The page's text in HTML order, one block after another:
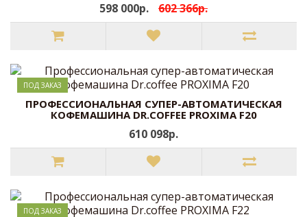
598 000р. 602 366р.
ПОД ЗАКАЗ
ПРОФЕССИОНАЛЬНАЯ СУПЕР-АВТОМАТИЧЕСКАЯ
КОФЕМАШИНА DR.COFFEE PROXIMA F20
610 098р.
ПОД ЗАКАЗ